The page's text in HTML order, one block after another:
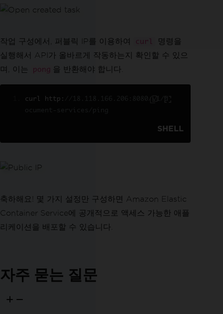
작업 구성에서, 퍼블릭 IP를 이용하여 curl
명령을
실행해서 API가 올바르게 작동하는지 확인할 수 있으
며, 이는
pong 을 반환해야 합니다.
curl http :
SHELL
축하해요! 몇 가지 설정만 구성하면 Amazon Elastic
Container Service에 공개적으로 액세스 가능한 애플
리케이션을 배포할 수 있습니다.
자주 묻는 질문